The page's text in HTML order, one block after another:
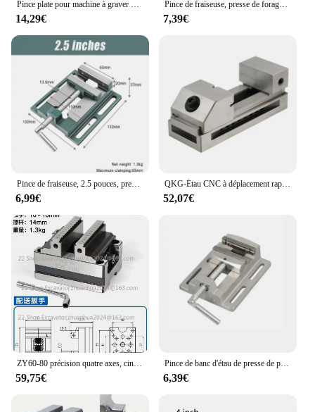
Pince plate pour machine à graver CNC Q227, étau de perceuse d'établi, vis unie, mâchoire parallèle, outil de toupie
14,29€
Pince de fraiseuse, presse de forage, étau, banc de serrage, pinces plates, support de perceuse, antarctique, offre spéciale, 4 pouces
7,39€
Pince de fraiseuse, 2.5 pouces, presse de forage, étau, banc de serrage, pinces plates, étau de perceuse, support de machine de forage, pince antarctique plate, offre spéciale
6,99€
QKG-Étau CNC à déplacement rapide, pinces à Gad, étau simple pour meulage de surface, fraiseuse EDM, 2"
52,07€
ZY60-80 précision quatre axes, cinq axes, colortable Fixation, Auto-centrage CNC Vice, mâchoires rehaussées
59,75€
Pince de banc d'étau de presse de perceuse de 2.5 pouces pinces plates support d'étau pince antarctique plate étau pinces de machine de propositions de fraisage BG-6256
6,39€